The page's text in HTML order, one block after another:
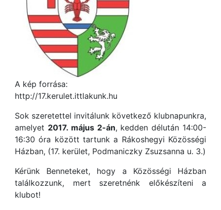
A kép forrása:
http://17.kerulet.ittlakunk.hu
Sok szeretettel invitálunk következő klubnapunkra,
amelyet 2017. május 2-án, kedden délután 14:00-
16:30 óra között tartunk a Rákoshegyi Közösségi
Házban, (17. kerület, Podmaniczky Zsuzsanna u. 3.)
Kérünk Benneteket, hogy a Közösségi Házban
találkozzunk, mert szeretnénk előkészíteni a
klubot!